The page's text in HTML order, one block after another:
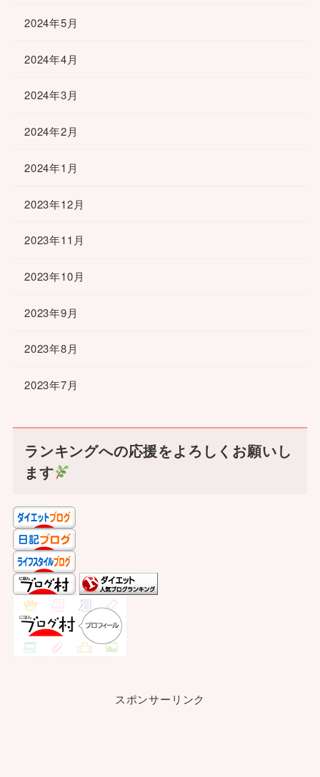
2024年5月
2024年4月
2024年3月
2024年2月
2024年1月
2023年12月
2023年11月
2023年10月
2023年9月
2023年8月
2023年7月
ランキングへの応援をよろしくお願いし
ます
スポンサーリンク